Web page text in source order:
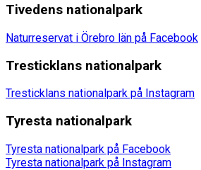
Tivedens nationalpark
Naturreservat i Örebro län på Facebook
Tresticklans nationalpark
Tresticklans nationalpark på Instagram
Tyresta nationalpark
Tyresta nationalpark på Facebook
Tyresta nationalpark på Instagram